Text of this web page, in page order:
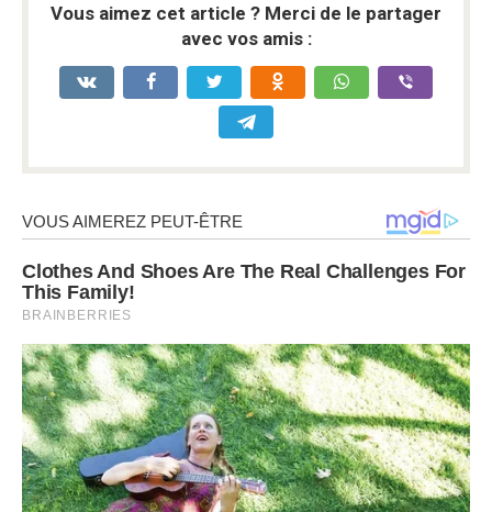
Vous aimez cet article ? Merci de le partager
avec vos amis :